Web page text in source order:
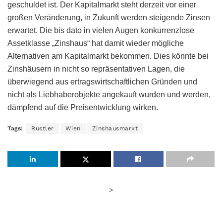
geschuldet ist. Der Kapitalmarkt steht derzeit vor einer
großen Veränderung, in Zukunft werden steigende Zinsen
erwartet. Die bis dato in vielen Augen konkurrenzlose
Assetklasse „Zinshaus“ hat damit wieder mögliche
Alternativen am Kapitalmarkt bekommen. Dies könnte bei
Zinshäusern in nicht so repräsentativen Lagen, die
überwiegend aus ertragswirtschaftlichen Gründen und
nicht als Liebhaberobjekte angekauft wurden und werden,
dämpfend auf die Preisentwicklung wirken.
Tags: Rustler Wien Zinshausmarkt
>